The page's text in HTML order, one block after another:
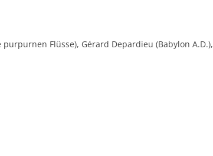
Flüsse), Gérard Depardieu (Babylon A.D.),